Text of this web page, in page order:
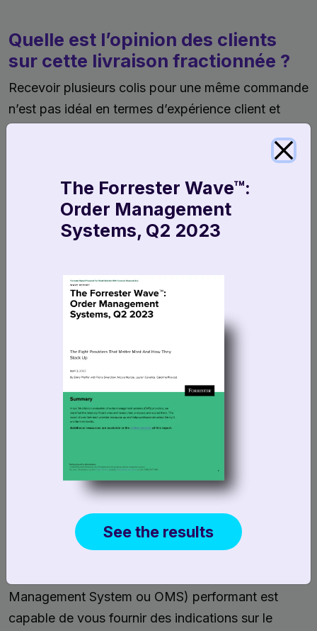
Quelle est l’opinion des clients
sur cette livraison fractionnée ?
Recevoir plusieurs colis pour une même commande
n’est pas idéal en termes d’expérience client et
alternative (attendre que tous les articles soient
pas idéale non plus. Ici, l’important est que le client
sache à quoi s’attendre dès le début de son
parcours. Si une commande doit être livrée en
amont possible.
Comment éviter d’avoir recours
aux livraisons fractionnées en
tant que distributeur ?
La règle numéro 1 est d’avoir une visibilité
complète sur vos stocks afin de pouvoir localiser à
Vous serez ainsi en mesure d’optimiser votre
chaîne logistique en vous appuyant sur les
approches suivantes:
Faites du stock
Management System ou OMS) performant est
capable de vous fournir des indications sur le
The Forrester Wave™:
Order Management
Systems, Q2 2023
See the results